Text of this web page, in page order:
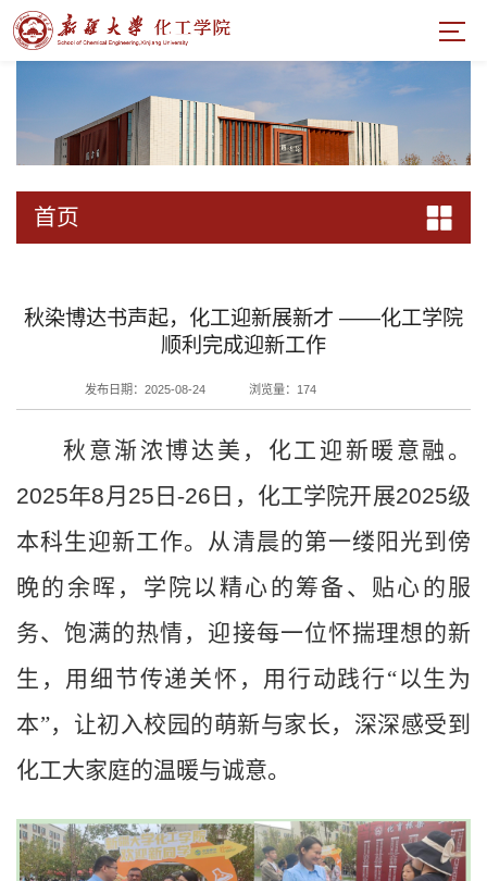
首页
秋染博达书声起，化工迎新展新才 ——化工学院
顺利完成迎新工作
发布日期：2025-08-24 浏览量： 174
秋意渐浓博达美，化工迎新暖意融。
2025年8月 25 日-26 日，化工学院开展2025级
本科生迎新工作。从清晨的第一缕阳光到傍
晚的余晖，学院以精心的筹备、贴心的服
务、饱满的热情，迎接每一位怀揣理想的新
生，用细节传递关怀，用行动践行“以生为
本”，让初入校园的萌新与家长，深深感受到
化工大家庭的温暖与诚意。